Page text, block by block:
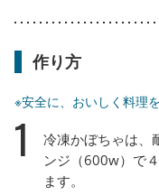
作り方
※安全に、おいしく料理
1
冷凍かぼちゃは、
ンジ（600w）で
ます。